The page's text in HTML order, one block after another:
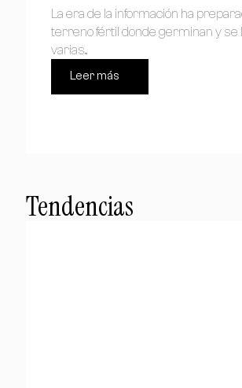
La era de la información ha
terreno fértil donde germinan y se
varias...
Leer más
Tendencias